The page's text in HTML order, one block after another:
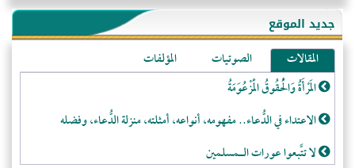
جديد الموقع
المقالات الصوتيات
المؤلفات
المَرْأَةُ وَالْحُقُوقُ الْمَزْعُوَمَةُ
الاعتداء في الدُّعاء.. مفهومه، أنواعه، أمثلته، منزلة الدُّعاء، وفضله
لا تتَّبعوا عورات الـمسلمين